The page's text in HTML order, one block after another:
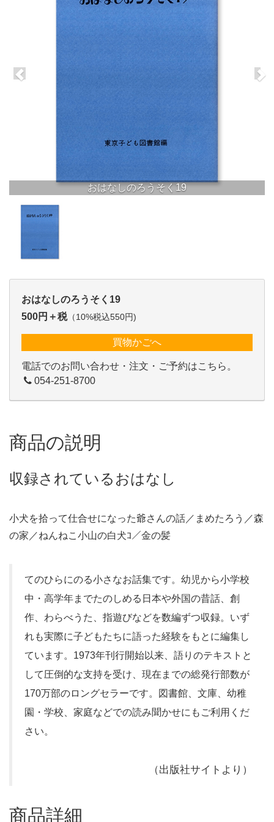
おはなしのろうそく19
おはなしのろうそく19
500円＋税（10%税込550円)
買物かごへ
電話でのお問い合わせ・注文・ご予約はこちら。
054-251-8700
商品の説明
収録されているおはなし
小犬を拾って仕合せになった爺さんの話／まめたろう／森
の家／ねんねこ小山の白犬ｺ／金の髪
てのひらにのる小さなお話集です。幼児から小学校
中・高学年までたのしめる日本や外国の昔話、創
作、わらべうた、指遊びなどを数編ずつ収録。いず
れも実際に子どもたちに語った経験をもとに編集し
ています。1973年刊行開始以来、語りのテキストと
して圧倒的な支持を受け、現在までの総発行部数が
170万部のロングセラーです。図書館、文庫、幼稚
園・学校、家庭などでの読み聞かせにもご利用くだ
さい。
（出版社サイトより）
商品詳細